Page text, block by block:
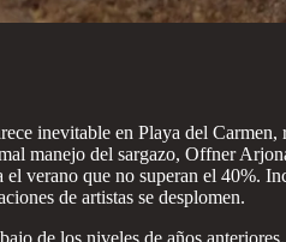
inevitable en Playa del
manejo del sargazo, Offner
el verano que no superan el
de artistas se desplomen.
de los niveles de años